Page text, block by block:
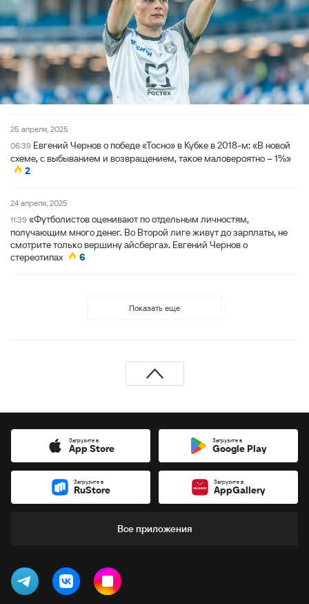
25 апреля, 2025
06:39 Евгений Чернов о победе «Тосно» в Кубке в 2018-м: «В новой
схеме, с выбыванием и возвращением, такое маловероятно – 1%»
2
24 апреля, 2025
11:39 «Футболистов оценивают по отдельным личностям,
получающим много денег. Во Второй лиге живут до зарплаты, не
смотрите только вершину айсберга». Евгений Чернов о
стереотипах
6
Показать еще
Загрузите в
App Store
Загрузите в
Google Play
Загрузите в
RuStore
Загрузите в
AppGallery
Все приложения